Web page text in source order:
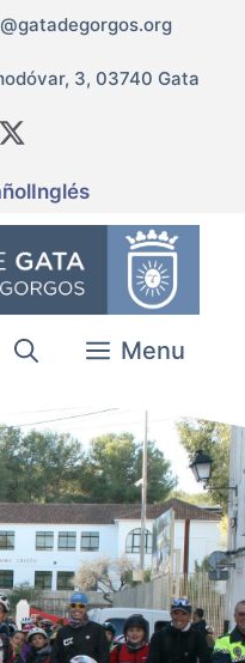
3, 03740 Gata
Inglés
Menu